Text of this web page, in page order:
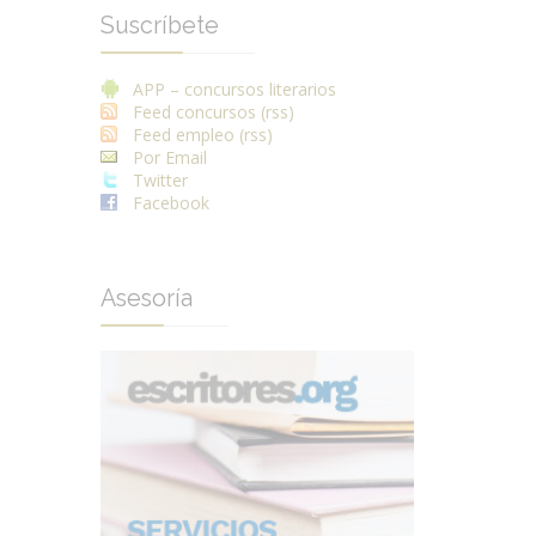
Suscríbete
APP – concursos literarios
Feed concursos (rss)
Feed empleo (rss)
Por Email
Twitter
Facebook
Asesoría